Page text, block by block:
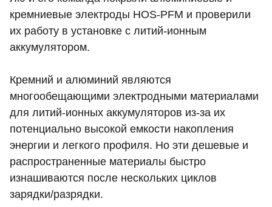
кремниевые электроды HOS-PFM и проверили
их работу в установке с литий-ионным
аккумулятором.
Кремний и алюминий являются
многообещающими электродными материалами
для литий-ионных аккумуляторов из-за их
потенциально высокой емкости накопления
энергии и легкого профиля. Но эти дешевые и
распространенные материалы быстро
изнашиваются после нескольких циклов
зарядки/разрядки.